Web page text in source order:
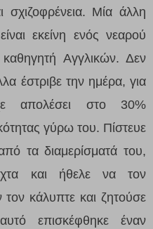
Μία άλλη
εκείνη ενός νεαρού
Αγγλικών. Δεν
έστριβε την ημέρα, για
απολέσει στο 30%
γύρω του. Πίστευε
τα διαμερίσματά του,
και ήθελε να τον
τον κάλυπτε και ζητούσε
επισκέφθηκε έναν